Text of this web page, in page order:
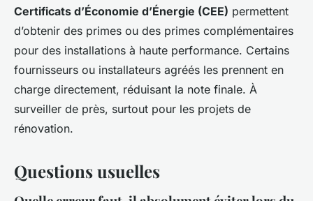
Certificats d’Économie d’Énergie (CEE) permettent
d’obtenir des primes ou des primes complémentaires
pour des installations à haute performance. Certains
fournisseurs ou installateurs agréés les prennent en
charge directement, réduisant la note finale. À
surveiller de près, surtout pour les projets de
rénovation.
Questions usuelles